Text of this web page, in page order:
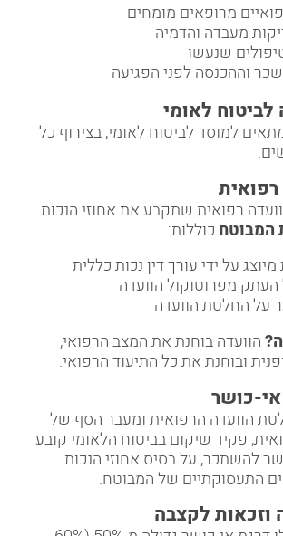
מרופאים מומחים
מעבדה והדמיה
שנעשו
וההכנסה לפני הפגיעה
לאומי
למוסד לביטוח לאומי, בצירוף כל
רפואית
רפואית שתקבע את אחוזי הנכות
המבוטח כוללות:
על ידי עורך דין נכות כללית
מפרוטוקול הוועדה
על החלטת הוועדה
?הוועדה בוחנת את המצב הרפואי,
ובוחנת את כל התיעוד הרפואי.
כושר
הוועדה הרפואית ומעבר הסף של
פקיד שיקום בביטוח הלאומי קובע
להשתכר, על בסיס אחוזי הנכות
התעסוקתיים של המבוטח.
לקצבה